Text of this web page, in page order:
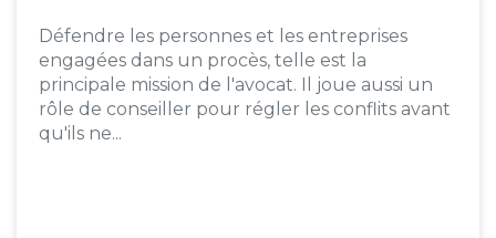
Défendre les personnes et les entreprises
engagées dans un procès, telle est la
principale mission de l'avocat. Il joue aussi un
rôle de conseiller pour régler les conflits avant
qu'ils ne...